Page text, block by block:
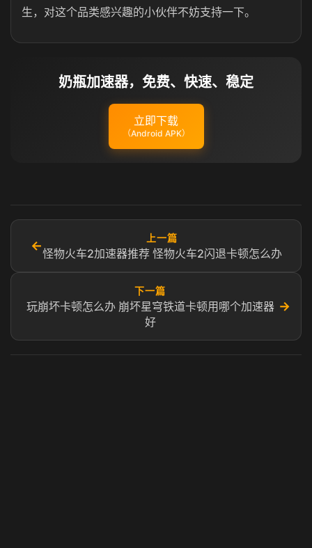
生，对这个品类感兴趣的小伙伴不妨支持一下。
奶瓶加速器，免费、快速、稳定
立即下载
（Android APK）
←
上一篇
怪物火车2加速器推荐 怪物火车2闪退卡顿怎么办
下一篇
玩崩坏卡顿怎么办 崩坏星穹铁道卡顿用哪个加速器
好
→